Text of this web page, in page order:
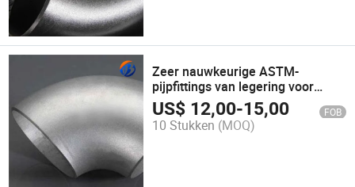
Zeer nauwkeurige ASTM-
pijpfittings van legering voor
maatoplossingen
US$ 12,00-15,00 FOB
10 Stukken (MOQ)